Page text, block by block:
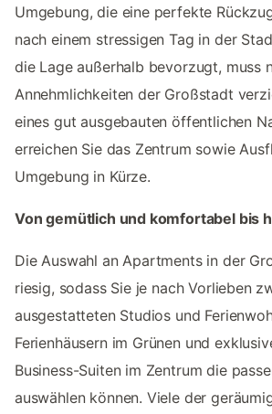
Umgebung, die eine perfekte
nach einem stressigen Tag in der
die Lage außerhalb bevorzugt, muss
Annehmlichkeiten der Großstadt
eines gut ausgebauten öffentlichen
erreichen Sie das Zentrum sowie
Umgebung in Kürze.
Von gemütlich und komfortabel bis
Die Auswahl an Apartments in der
riesig, sodass Sie je nach Vorlieben
ausgestatteten Studios und
Ferienhäusern im Grünen und
Business-Suiten im Zentrum die
auswählen können. Viele der